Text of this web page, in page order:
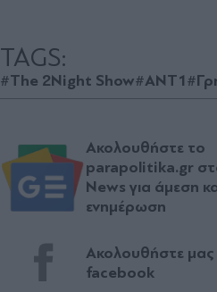
TAGS:
#The 2Night Show#ANT1
Ακολουθήστε το
parapolitika.gr
News για άμεση
ενημέρωση
Ακολουθήστε
facebook